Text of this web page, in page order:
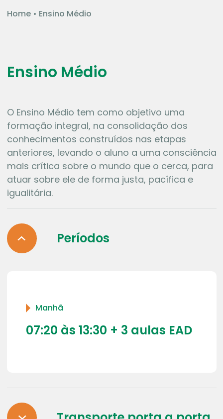
Home• Ensino Médio
Ensino Médio
O Ensino Médio tem como objetivo uma
formação integral, na consolidação dos
conhecimentos construídos nas etapas
anteriores, levando o aluno a uma consciência
mais crítica sobre o mundo que o cerca, para
atuar sobre ele de forma justa, pacífica e
igualitária.
Períodos
Manhã
07:20 às 13:30 + 3 aulas EAD